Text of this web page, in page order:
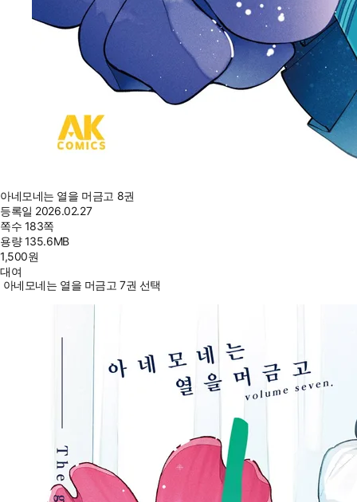
아네모네는 열을 머금고 8권
등록일 2026.02.27
쪽수 183쪽
용량135.6MB
1,500원
대여
아네모네는 열을 머금고 7권 선택